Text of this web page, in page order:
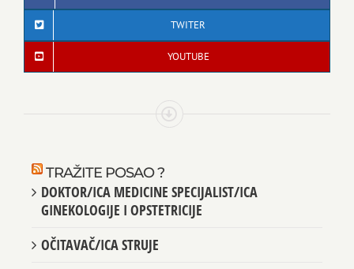
TWITER
YOUTUBE
TRAŽITE POSAO ?
DOKTOR/ICA MEDICINE SPECIJALIST/ICA
GINEKOLOGIJE I OPSTETRICIJE
OČITAVAČ/ICA STRUJE